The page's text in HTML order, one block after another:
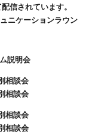
信されています。
ニケーションラウン
説明会
相談会
相談会
相談会
相談会